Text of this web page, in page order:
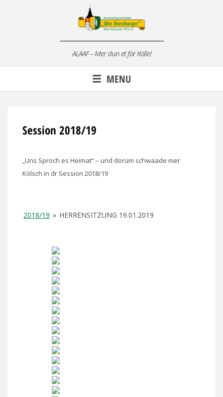
ALAAF – Mer dun et för Kölle!
MENU
Session 2018/19
„Uns Sproch es Heimat“ – und dorüm schwaade mer
Kölsch in dr Session 2018/19
2018/19 » HERRENSITZUNG 19.01.2019